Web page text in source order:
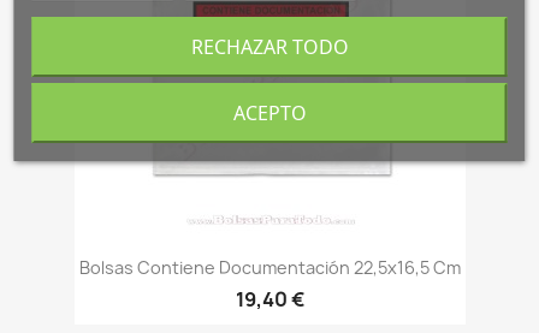
Bolsas Contiene Documentación 22,5x16,5 Cm
19,40 €
RECHAZAR TODO
ACEPTO